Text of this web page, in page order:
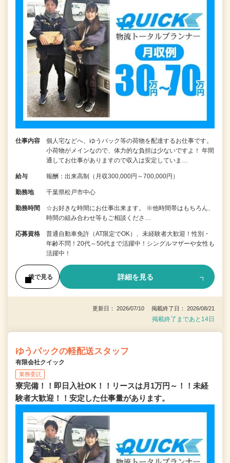
仕事内容
個人宅などへ、ゆうパック等の荷物を配達するお仕事です。
小荷物がメインなので、体力的な負担は少ないですよ！ 年間
通してお仕事がありますので収入は安定していま…
給与 報酬：出来高制（月収300,000円～700,000円）
勤務地 千葉県松戸市中心
勤務時間
☆お好きな時間にお仕事出来ます。 ※他時間帯はもちろん、
時間の組み合わせ等もご相談くださ…
応募資格
普通自動車免許（AT限定でOK）、未経験者大歓迎！性別・
年齢不問！20代～50代まで活躍中！シングルマザーや女性も
活躍中！
後で見る 詳細を見る
更新日： 2026/07/10 掲載終了日： 2026/08/21
掲載終了まであと14日
ゆうパックの軽配送スタッフ
有限会社クイック
業務委託
寮完備！！即日入社OK！！リースは月1万円～！！未経
験者大歓迎！！安定した仕事量があります。